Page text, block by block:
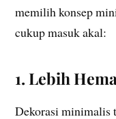
memilih konsep
cukup masuk akal:
1. Lebih
Dekorasi minimalis